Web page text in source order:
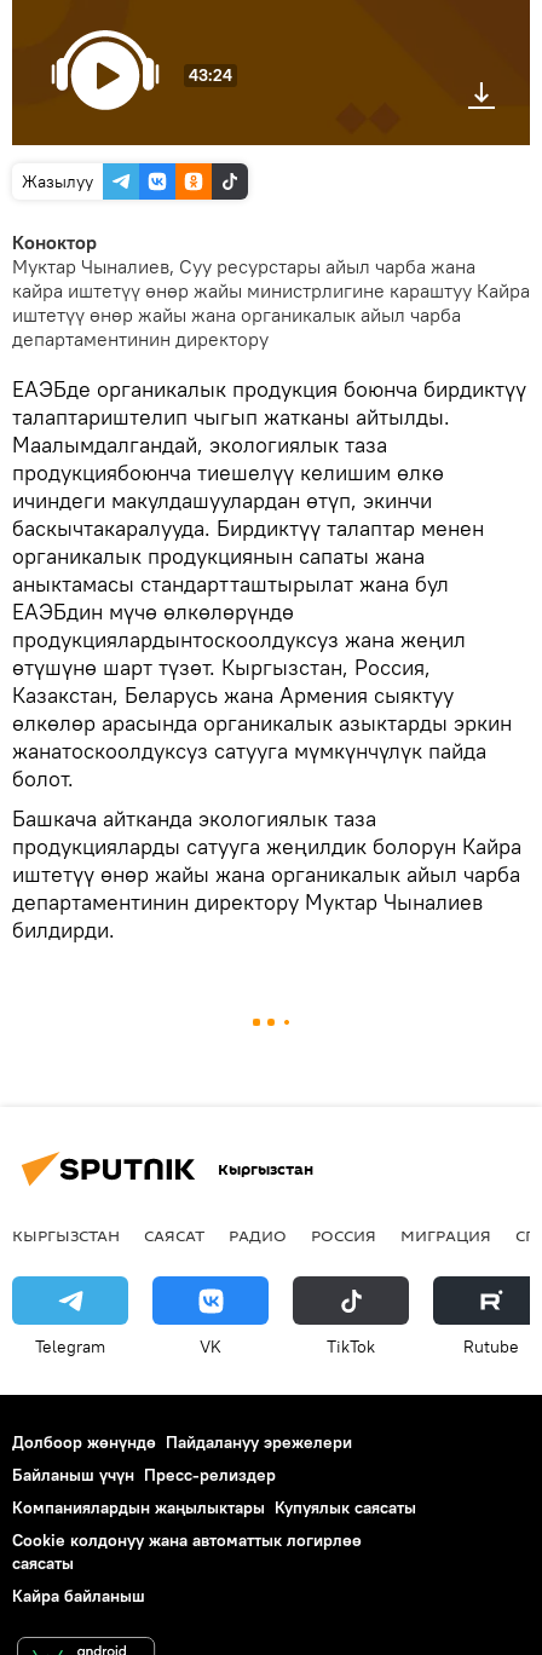
43:24
Жазылуу
Коноктор
Муктар Чыналиев, Суу ресурстары айыл чарба жана
кайра иштетүү өнөр жайы министрлигине караштуу Кайра
иштетүү өнөр жайы жана органикалык айыл чарба
департаментинин директору
ЕАЭБде органикалык продукция боюнча бирдиктүү
талаптариштелип чыгып жатканы айтылды.
Маалымдалгандай, экологиялык таза
продукциябоюнча тиешелүү келишим өлкө
ичиндеги макулдашуулардан өтүп, экинчи
баскычтакаралууда. Бирдиктүү талаптар менен
органикалык продукциянын сапаты жана
аныктамасы стандартташтырылат жана бул
ЕАЭБдин мүчө өлкөлөрүндө
продукциялардынтоскоолдуксуз жана жеңил
өтүшүнө шарт түзөт. Кыргызстан, Россия,
Казакстан, Беларусь жана Армения сыяктуу
өлкөлөр арасында органикалык азыктарды эркин
жанатоскоолдуксуз сатууга мүмкүнчүлүк пайда
болот.
Башкача айтканда экологиялык таза
продукцияларды сатууга жеңилдик болорун Кайра
иштетүү өнөр жайы жана органикалык айыл чарба
департаментинин директору Муктар Чыналиев
билдирди.
Кыргызстан
КЫРГЫЗСТАН САЯСАТ РАДИО РОССИЯ МИГРАЦИЯ
Telegram VK ТikТоk Rutube
Долбоор жөнүндө Пайдалануу эрежелери
Байланыш үчүн Пресс-релиздер
Компаниялардын жаңылыктары Купуялык саясаты
Cookie колдонуу жана автоматтык логирлөө
саясаты
Кайра байланыш